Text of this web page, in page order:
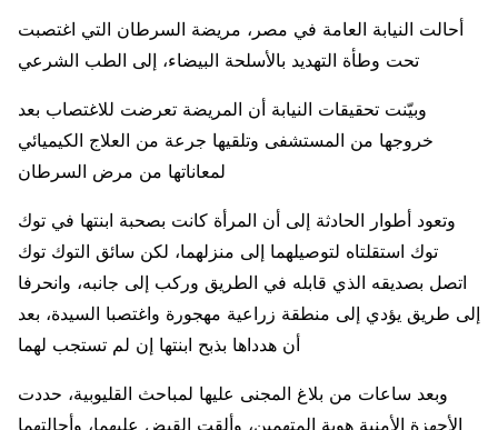
أحالت النيابة العامة في مصر، مريضة السرطان التي اغتصبت
تحت وطأة التهديد بالأسلحة البيضاء، إلى الطب الشرعي
وبيّنت تحقيقات النيابة أن المريضة تعرضت للاغتصاب بعد
خروجها من المستشفى وتلقيها جرعة من العلاج الكيميائي
لمعاناتها من مرض السرطان
وتعود أطوار الحادثة إلى أن المرأة كانت بصحبة ابنتها في توك
توك استقلتاه لتوصيلهما إلى منزلهما، لكن سائق التوك توك
اتصل بصديقه الذي قابله في الطريق وركب إلى جانبه، وانحرفا
إلى طريق يؤدي إلى منطقة زراعية مهجورة واغتصبا السيدة، بعد
أن هدداها بذبح ابنتها إن لم تستجب لهما
وبعد ساعات من بلاغ المجنى عليها لمباحث القليوبية، حددت
الأجهزة الأمنية هوية المتهمين، وألقت القبض عليهما، وأحالتهما